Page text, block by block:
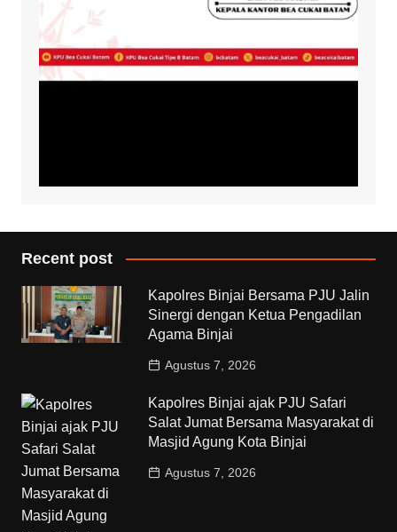
Recent post
Kapolres Binjai Bersama PJU Jalin
Sinergi dengan Ketua Pengadilan
Agama Binjai
Agustus 7, 2026
Kapolres Binjai ajak PJU Safari
Salat Jumat Bersama Masyarakat di
Masjid Agung Kota Binjai
Agustus 7, 2026